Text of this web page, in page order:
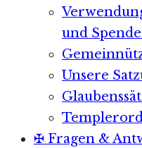
und
Unsere
✠ Fragen &